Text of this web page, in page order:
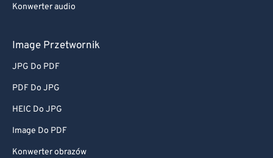
Konwerter audio
Image Przetwornik
JPG Do PDF
PDF Do JPG
HEIC Do JPG
Image Do PDF
Konwerter obrazów